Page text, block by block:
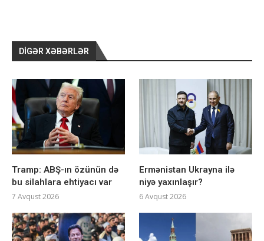
DIGƏR XƏBƏRLƏR
Tramp: ABŞ-ın özünün də
bu silahlara ehtiyacı var
7 Avqust 2026
Ermənistan Ukrayna ilə
niyə yaxınlaşır?
6 Avqust 2026